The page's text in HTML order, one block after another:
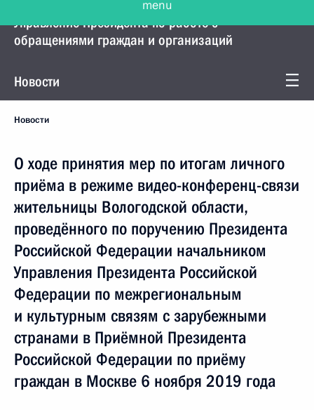
Управление Президента по работе с
обращениями граждан и организаций
Новости
Новости
О ходе принятия мер по итогам личного
приёма в режиме видео-конференц-связи
жительницы Вологодской области,
проведённого по поручению Президента
Российской Федерации начальником
Управления Президента Российской
Федерации по межрегиональным
и культурным связям с зарубежными
странами в Приёмной Президента
Российской Федерации по приёму
граждан в Москве 6 ноября 2019 года